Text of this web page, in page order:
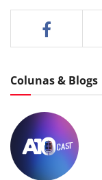
Colunas & Blogs